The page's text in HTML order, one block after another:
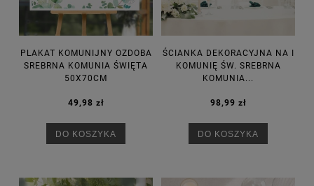
PLAKAT KOMUNIJNY OZDOBA
SREBRNA KOMUNIA ŚWIĘTA
50X70CM
49,98 zł
DO KOSZYKA
ŚCIANKA DEKORACYJNA NA I
KOMUNIĘ ŚW. SREBRNA
KOMUNIA...
98,99 zł
DO KOSZYKA